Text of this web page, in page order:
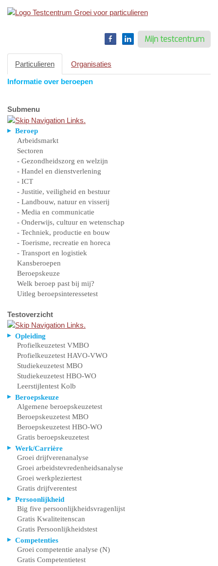
Mijn testcentrum
Particulieren Organisaties
Informatie over beroepen
Submenu
Beroep
Arbeidsmarkt
Sectoren
- Gezondheidszorg en welzijn
- Handel en dienstverlening
- ICT
- Justitie, veiligheid en bestuur
- Landbouw, natuur en visserij
- Media en communicatie
- Onderwijs, cultuur en wetenschap
- Techniek, productie en bouw
- Toerisme, recreatie en horeca
- Transport en logistiek
Kansberoepen
Beroepskeuze
Welk beroep past bij mij?
Uitleg beroepsinteressetest
Testoverzicht
Opleiding
Profielkeuzetest VMBO
Profielkeuzetest HAVO-VWO
Studiekeuzetest MBO
Studiekeuzetest HBO-WO
Leerstijlentest Kolb
Beroepskeuze
Algemene beroepskeuzetest
Beroepskeuzetest MBO
Beroepskeuzetest HBO-WO
Gratis beroepskeuzetest
Werk/Carrière
Groei drijfverenanalyse
Groei arbeidstevredenheidsanalyse
Groei werkpleziertest
Gratis drijfverentest
Persoonlijkheid
Big five persoonlijkheidsvragenlijst
Gratis Kwaliteitenscan
Gratis Persoonlijkheidstest
Competenties
Groei competentie analyse (N)
Gratis Competentietest